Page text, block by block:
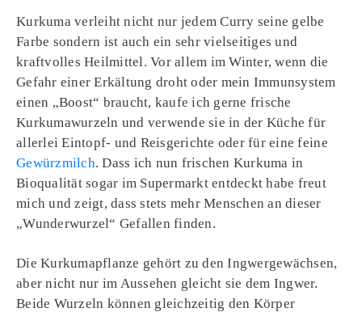
Kurkuma verleiht nicht nur jedem Curry seine gelbe
Farbe sondern ist auch ein sehr vielseitiges und
kraftvolles Heilmittel. Vor allem im Winter, wenn die
Gefahr einer Erkältung droht oder mein Immunsystem
einen „Boost“ braucht, kaufe ich gerne frische
Kurkumawurzeln und verwende sie in der Küche für
allerlei Eintopf- und Reisgerichte oder für eine feine
Gewürzmilch. Dass ich nun frischen Kurkuma in
Bioqualität sogar im Supermarkt entdeckt habe freut
mich und zeigt, dass stets mehr Menschen an dieser
„Wunderwurzel“ Gefallen finden.
Die Kurkumapflanze gehört zu den Ingwergewächsen,
aber nicht nur im Aussehen gleicht sie dem Ingwer.
Beide Wurzeln können gleichzeitig den Körper